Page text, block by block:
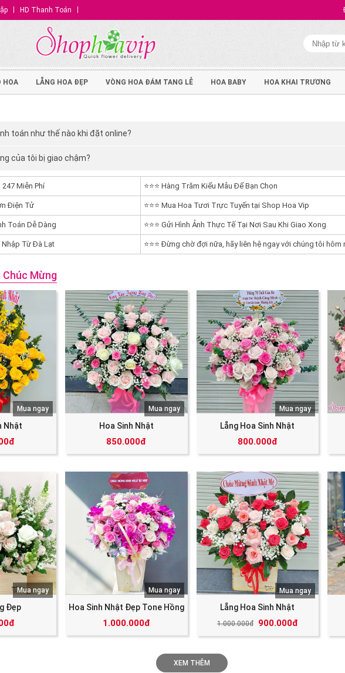
HD Thanh Toán
HOA LẴNG HOA ĐẸP VÒNG HOA ĐÁM TANG LỄ HOA BABY HOA KHAI TRƯƠNG
toán như thế nào khi đặt online?
của tôi bị giao chậm?
247 Miễn Phí ⭐⭐⭐ Hàng Trăm Kiểu Mẫu Để Bạn Chọn
Điện Tử ⭐⭐⭐ Mua Hoa Tươi Trực Tuyến tại Shop Hoa Vip
Toán Dễ Dàng ⭐⭐⭐ Gửi Hình Ảnh Thực Tế Tại Nơi Sau Khi Giao Xong
Nhập Từ Đà Lạt ⭐⭐⭐ Đừng chờ đợi nữa, hãy liên hệ ngay với chúng tôi hôm
Mừng
Nhật
Mua ngay
Hoa Sinh Nhật
850.000đ
Mua ngay
Lẵng Hoa Sinh Nhật
800.000đ
Mua ngay
Đẹp
Mua ngay
Hoa Sinh Nhật Đẹp Tone Hồng
1.000.000đ
Mua ngay
Lẵng Hoa Sinh Nhật
1.000.000đ 900.000đ
Mua ngay
XEM THÊM